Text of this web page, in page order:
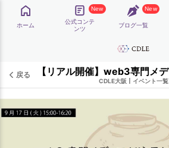
ホーム
New
公式コンテ
ンツ
New
ブログ一覧
戻る
CDLE大阪 イベント一覧